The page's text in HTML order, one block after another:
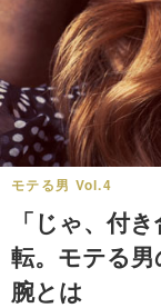
モテる男 Vol.4
「じゃ、付
転。モテる
腕とは